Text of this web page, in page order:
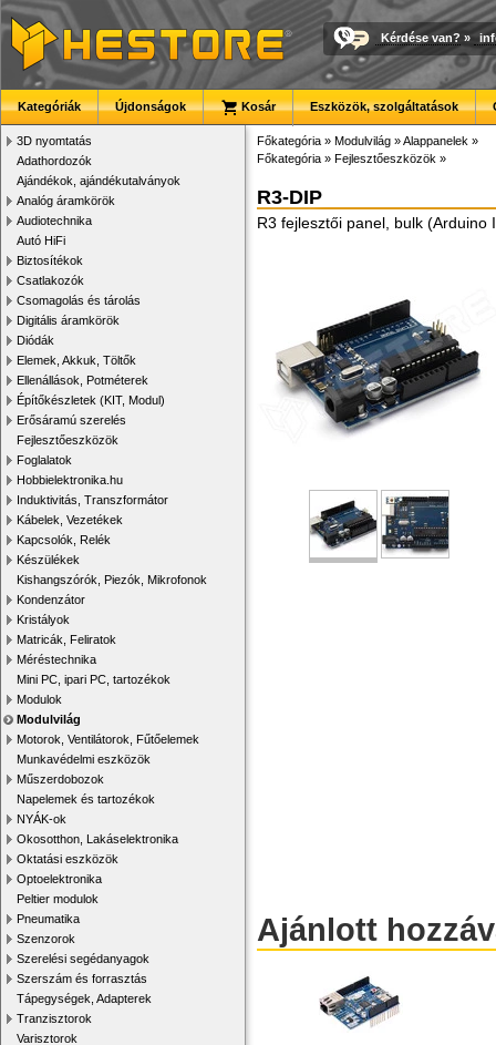
Kérdése van? »
Kategóriák Újdonságok Kosár Eszközök, szolgáltatások
3D nyomtatás
Adathordozók
Ajándékok, ajándékutalványok
Analóg áramkörök
Audiotechnika
Autó HiFi
Biztosítékok
Csatlakozók
Csomagolás és tárolás
Digitális áramkörök
Diódák
Elemek, Akkuk, Töltők
Ellenállások, Potméterek
Építőkészletek (KIT, Modul)
Erősáramú szerelés
Fejlesztőeszközök
Foglalatok
Hobbielektronika.hu
Induktivitás, Transzformátor
Kábelek, Vezetékek
Kapcsolók, Relék
Készülékek
Kishangszórók, Piezók, Mikrofonok
Kondenzátor
Kristályok
Matricák, Feliratok
Méréstechnika
Mini PC, ipari PC, tartozékok
Modulok
Modulvilág
Motorok, Ventilátorok, Fűtőelemek
Munkavédelmi eszközök
Műszerdobozok
Napelemek és tartozékok
NYÁK-ok
Okosotthon, Lakáselektronika
Oktatási eszközök
Optoelektronika
Peltier modulok
Pneumatika
Szenzorok
Szerelési segédanyagok
Szerszám és forrasztás
Tápegységek, Adapterek
Tranzisztorok
Varisztorok
Főkategória » Modulvilág »Alappanelek »
Főkategória » Fejlesztőeszközök »
R3-DIP
R3 fejlesztői panel, bulk (Arduino
Ajánlott